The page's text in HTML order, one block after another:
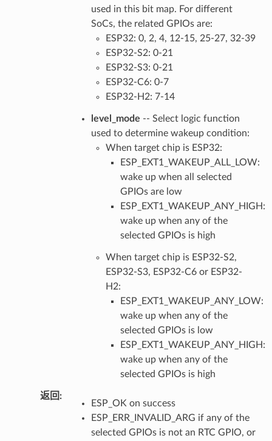
used in this bit map. For different
SoCs, the related GPIOs are:
ESP32: 0, 2, 4, 12-15, 25-27, 32-39
ESP32-S2: 0-21
ESP32-S3: 0-21
ESP32-C6: 0-7
ESP32-H2: 7-14
level_mode -- Select logic function
used to determine wakeup condition:
When target chip is ESP32:
ESP_EXT1_WAKEUP_ALL_LOW:
wake up when all selected
GPIOs are low
ESP_EXT1_WAKEUP_ANY_HIGH:
wake up when any of the
selected GPIOs is high
When target chip is ESP32-S2,
ESP32-S3, ESP32-C6 or ESP32-
H2:
ESP_EXT1_WAKEUP_ANY_LOW:
wake up when any of the
selected GPIOs is low
ESP_EXT1_WAKEUP_ANY_HIGH:
wake up when any of the
selected GPIOs is high
返回 :
ESP_OK on success
ESP_ERR_INVALID_ARG if any of the
selected GPIOs is not an RTC GPIO, or